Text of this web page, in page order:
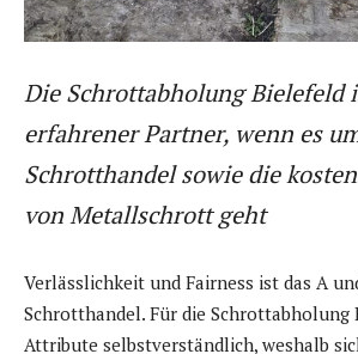
Die Schrottabholung Bielefeld
erfahrener Partner, wenn es
Schrotthandel sowie die
von Metallschrott geht
Verlässlichkeit und Fairness ist das A
Schrotthandel. Für die Schrottabholung
Attribute selbstverständlich, weshalb